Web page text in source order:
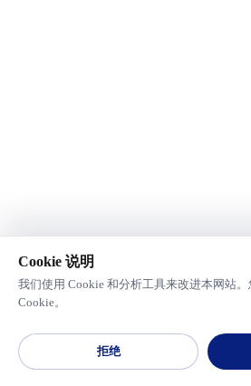
Cookie 说明
我们使用 Cookie 和分析工具来改进本网站
Cookie。
拒绝